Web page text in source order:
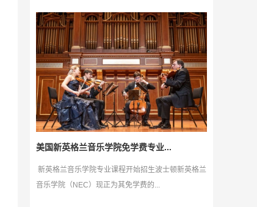
美国新英格兰音乐学院免学费专业...
新英格兰音乐学院专业课程开始招生波士顿新英格兰
音乐学院（NEC）现正为其免学费的...